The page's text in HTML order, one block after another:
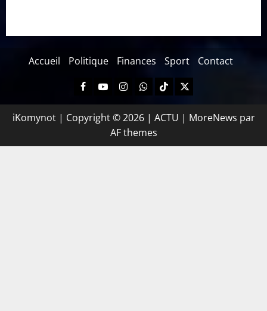
Accueil Politique Finances Sport Contact
iKomynot | Copyright © 2026 | ACTU | MoreNews par
AF themes